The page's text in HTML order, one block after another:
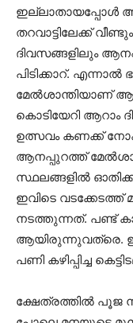
ഇല്ലാതായപ്പോൾ
തറവാട്ടിലേക്ക്
ദിവസങ്ങളിലും
പിടിക്കാറ്.
മേൽശാന്തിയാണ്
കൊടിയേറി ആറാം
ഉത്സവം കണക്ക്
ആനപ്പുറത്ത്
സ്ഥലങ്ങളിൽ
ഇവിടെ
നടത്തുന്നത്. പണ്ട്
ആയിരുന്നുവത്രെ.
പണി കഴിപ്പിച്ച
ക്ഷേത്രത്തിൽ പൂജ